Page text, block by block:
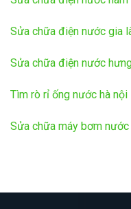
Sửa chữa điện nước gia
Sửa chữa điện nước
Tìm rò rỉ ống nước hà nội
Sửa chữa máy bơm nước